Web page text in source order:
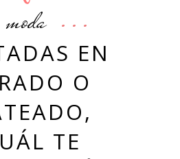
moda
EN
O
TE